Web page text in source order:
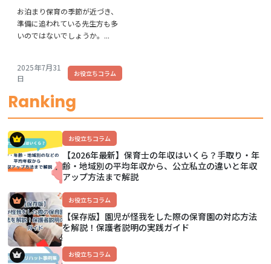
お泊まり保育の季節が近づき、
準備に追われている先生方も多
いのではないでしょうか。...
2025年7月31
日
お役立ちコラム
Ranking
お役立ちコラム
【2026年最新】保育士の年収はいくら？手取り・年
齢・地域別の平均年収から、公立私立の違いと年収
アップ方法まで解説
お役立ちコラム
【保存版】園児が怪我をした際の保育園の対応方法
を解説！保護者説明の実践ガイド
お役立ちコラム